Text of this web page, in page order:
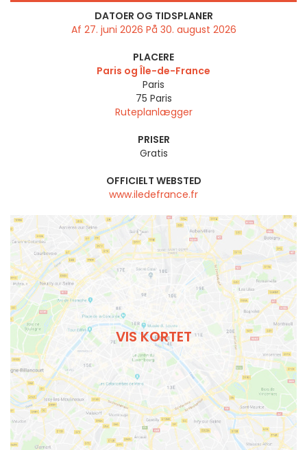
DATOER OG TIDSPLANER
Af 27. juni 2026 På 30. august 2026
PLACERE
Paris og Île-de-France
Paris
75 Paris
Ruteplanlægger
PRISER
Gratis
OFFICIELT WEBSTED
www.iledefrance.fr
VIS KORTET